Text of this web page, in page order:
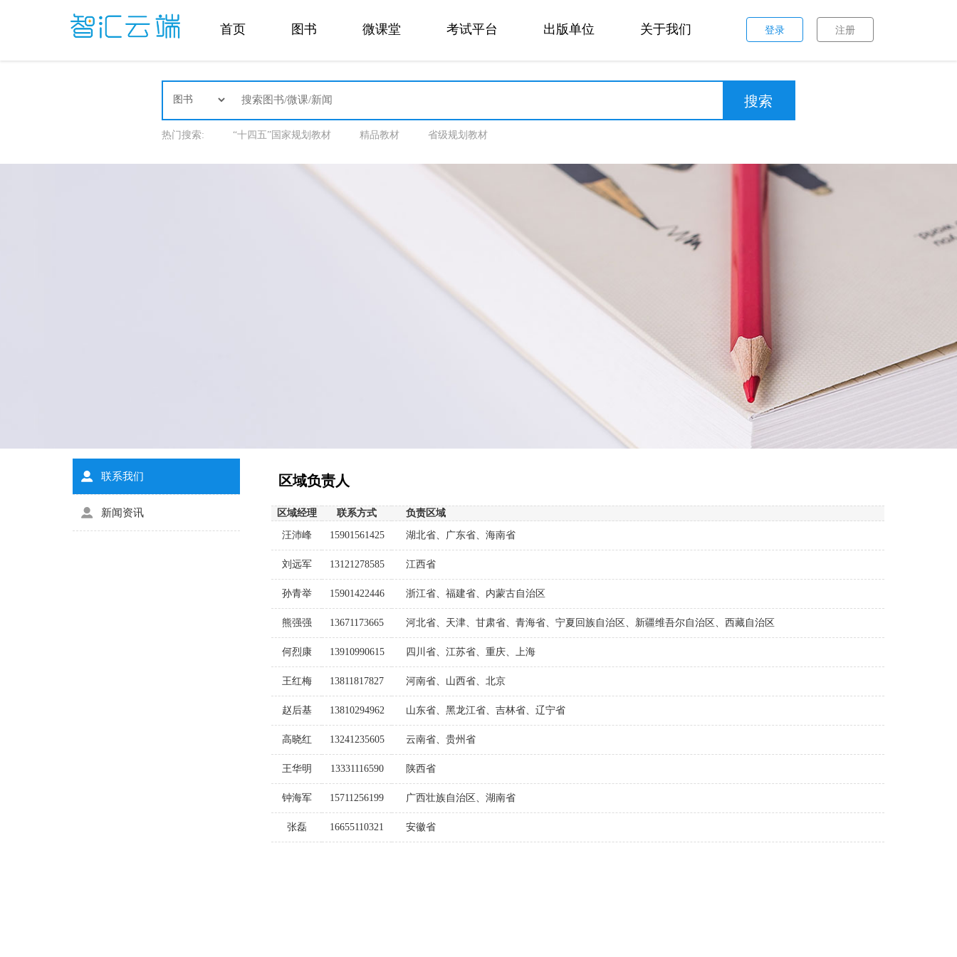
首页 图书 微课堂 考试平台 出版单位 关于我们 登录 注册
热门搜索: “十四五”国家规划教材 精品教材 省级规划教材
联系我们
新闻资讯
区域负责人
区域经理 联系方式 负责区域
汪沛峰 15901561425 湖北省、广东省、海南省
刘远军 13121278585 江西省
孙青举 15901422446 浙江省、福建省、内蒙古自治区
熊强强 13671173665 河北省、天津、甘肃省、青海省、宁夏回族自治区、新疆维吾尔自治区、西藏自治区
何烈康 13910990615 四川省、江苏省、重庆、上海
王红梅 13811817827 河南省、山西省、北京
赵后基 13810294962 山东省、黑龙江省、吉林省、辽宁省
高晓红 13241235605 云南省、贵州省
王华明 13331116590 陕西省
钟海军 15711256199 广西壮族自治区、湖南省
张磊 16655110321 安徽省